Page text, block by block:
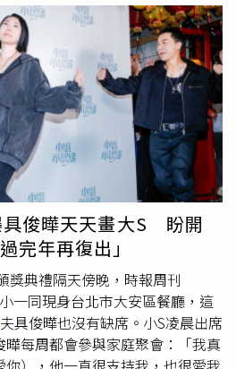
，她和陳漢典都會一一安撫：「你
識的人。」至於小S是否會出席喜
特別詢問，S姊那天禮金會到，謝
問紅包會包多少時，則笑回：
萬了，還在乎我的錢嗎？」
的就是人，因為莞婷姐平常沒有在
也透露，自己婚禮完全是以
企劃，甚至玩笑提議未來可做
田策劃婚禮，風田自嘲朋友太少
尾牙旺季，陳漢典跟Lulu坦言有
持表演，但沒有細算有多少場
合體主持的尾牙，陳漢典更不忘
的都可以再來問一下，拜託拜
資金。」
具俊曄天天畫大S 盼開
完年再復出」
獎典禮隔天傍晚，時報周刊
一同現身台北市大安區餐廳，這
夫具俊曄也沒有缺席。小S凌晨出席
每周都會參與家庭聚會：「我真